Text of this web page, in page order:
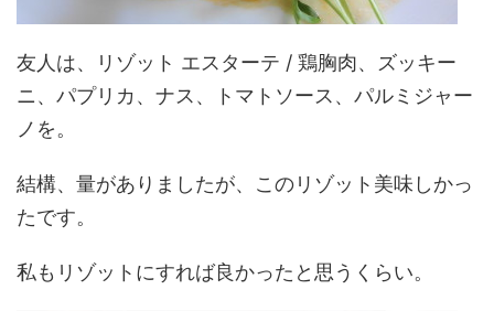
友人は、リゾット エスターテ / 鶏胸肉、ズッキー
ニ、パプリカ、ナス、トマトソース、パルミジャー
ノを。
結構、量がありましたが、このリゾット美味しかっ
たです。
私もリゾットにすれば良かったと思うくらい。